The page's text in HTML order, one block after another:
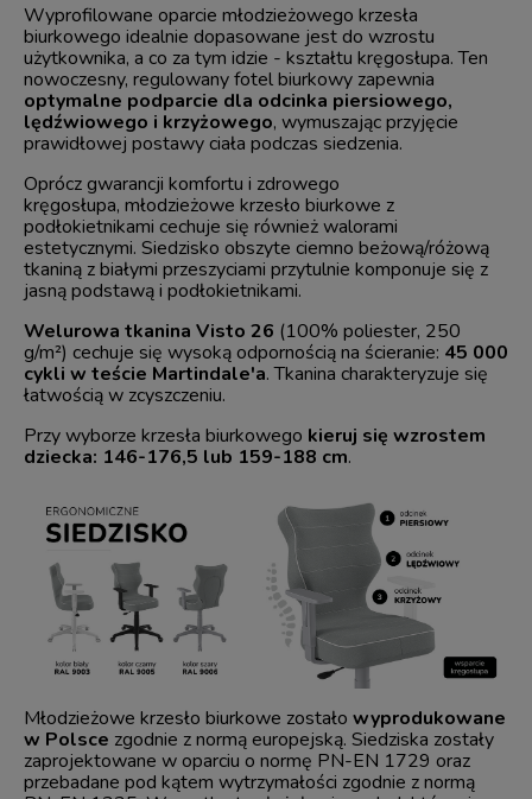
Wyprofilowane oparcie młodzieżowego krzesła
biurkowego idealnie dopasowane jest do wzrostu
użytkownika, a co za tym idzie - kształtu kręgosłupa. Ten
nowoczesny, regulowany fotel biurkowy zapewnia
optymalne podparcie dla odcinka piersiowego,
lędźwiowego i krzyżowego, wymuszając przyjęcie
prawidłowej postawy ciała podczas siedzenia.
Oprócz gwarancji komfortu i zdrowego
kręgosłupa, młodzieżowe krzesło biurkowe z
podłokietnikami cechuje się również walorami
estetycznymi. Siedzisko obszyte ciemno beżową/różową
tkaniną z białymi przeszyciami przytulnie komponuje się z
jasną podstawą i podłokietnikami.
Welurowa tkanina Visto 26 (100% poliester, 250
g/m²) cechuje się wysoką odpornością na ścieranie: 45 000
cykli w teście Martindale'a. Tkanina charakteryzuje się
łatwością w zcyszczeniu.
Przy wyborze krzesła biurkowego kieruj się wzrostem
dziecka: 146-176,5 lub 159-188 cm.
Młodzieżowe krzesło biurkowe zostało wyprodukowane
w Polsce zgodnie z normą europejską. Siedziska zostały
zaprojektowane w oparciu o normę PN-EN 1729 oraz
przebadane pod kątem wytrzymałości zgodnie z normą